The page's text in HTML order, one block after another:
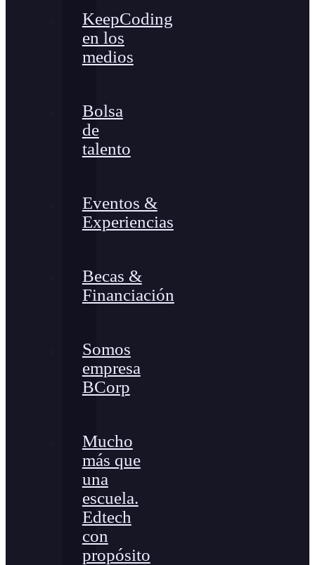
KeepCoding
en los
medios
Bolsa
de
talento
Eventos &
Experiencias
Becas &
Financiación
Somos
empresa
BCorp
Mucho
más que
una
escuela.
Edtech
con
propósito